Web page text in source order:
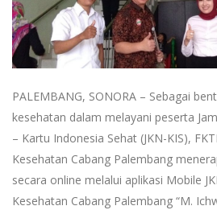
PALEMBANG, SONORA – Sebagai
kesehatan dalam melayani peserta
– Kartu Indonesia Sehat (JKN-KIS),
Kesehatan Cabang Palembang
secara online melalui aplikasi Mobile
Kesehatan Cabang Palembang “M.